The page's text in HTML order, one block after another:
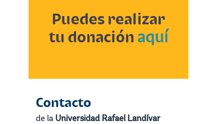
Puedes realizar
tu donación aquí
Contacto
de la Universidad Rafael Landívar